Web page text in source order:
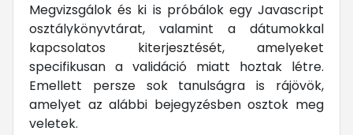
Megvizsgálok és ki is próbálok egy Javascript
osztálykönyvtárat, valamint a dátumokkal
kapcsolatos kiterjesztését, amelyeket
specifikusan a validáció miatt hoztak létre.
Emellett persze sok tanulságra is rájövök,
amelyet az alábbi bejegyzésben osztok meg
veletek.